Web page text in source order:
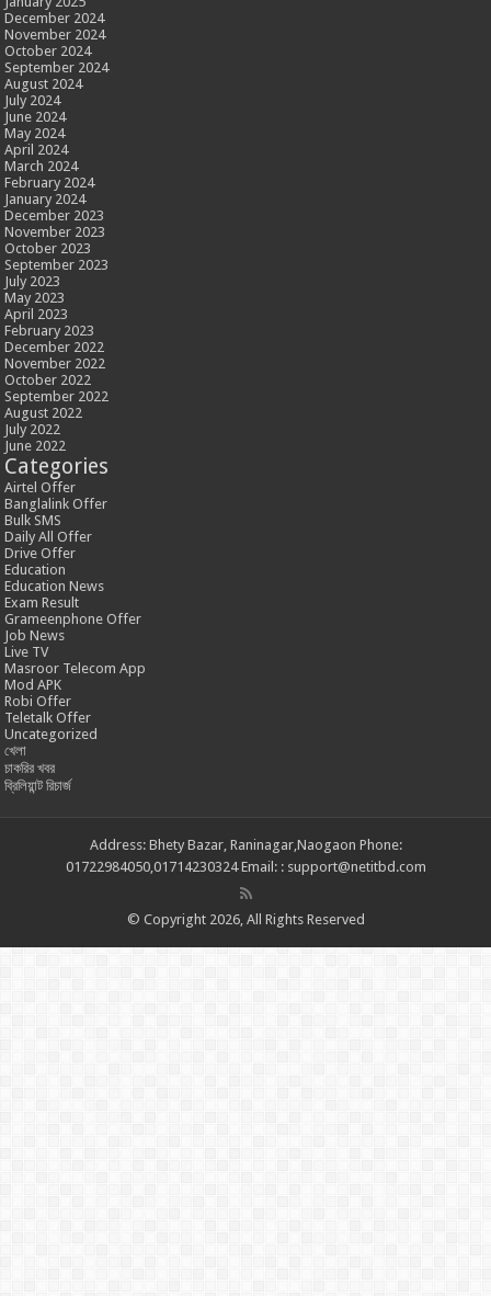
December 2024
November 2024
October 2024
September 2024
August 2024
July 2024
June 2024
May 2024
April 2024
March 2024
February 2024
January 2024
December 2023
November 2023
October 2023
September 2023
July 2023
May 2023
April 2023
February 2023
December 2022
November 2022
October 2022
September 2022
August 2022
July 2022
June 2022
Categories
Airtel Offer
Banglalink Offer
Bulk SMS
Daily All Offer
Drive Offer
Education
Education News
Exam Result
Grameenphone Offer
Job News
Live TV
Masroor Telecom App
Mod APK
Robi Offer
Teletalk Offer
Uncategorized
খেলা
চাকরির খবর
ব্রিলিয়ান্ট রিচার্জ
Address: Bhety Bazar, Raninagar,Naogaon Phone:
01722984050,01714230324 Email: : support@netitbd.com
© Copyright 2026, All Rights Reserved